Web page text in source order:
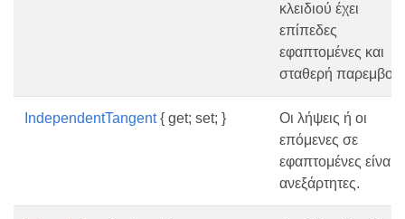
κλειδιού έχει
επίπεδες
εφαπτομένες και
σταθερή
IndependentTangent{ get; set; }
Οι λήψεις ή οι
επόμενες σε
εφαπτομένες είναι
ανεξάρτητες.